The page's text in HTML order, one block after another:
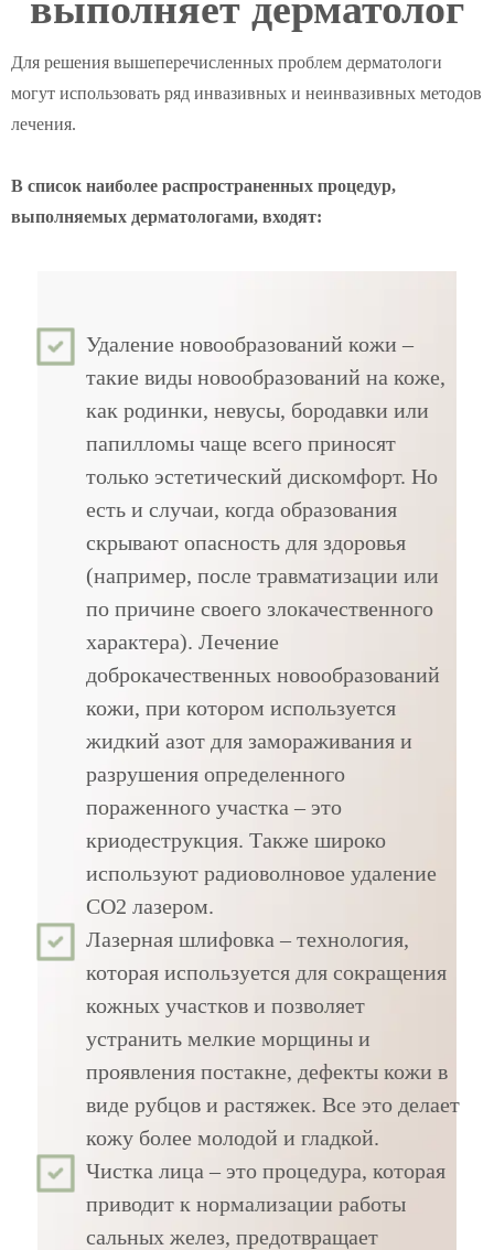
Для решения вышеперечисленных проблем дерматологи
могут использовать ряд инвазивных и неинвазивных методов
лечения.
В список наиболее распространенных процедур,
выполняемых дерматологами, входят:
Удаление новообразований кожи –
такие виды новообразований на коже,
как родинки, невусы, бородавки или
папилломы чаще всего приносят
только эстетический дискомфорт. Но
есть и случаи, когда образования
скрывают опасность для здоровья
(например, после травматизации или
по причине своего злокачественного
характера). Лечение
доброкачественных новообразований
кожи, при котором используется
жидкий азот для замораживания и
разрушения определенного
пораженного участка – это
криодеструкция. Также широко
используют радиоволновое удаление
СО2 лазером.
Лазерная шлифовка – технология,
которая используется для сокращения
кожных участков и позволяет
устранить мелкие морщины и
проявления постакне, дефекты кожи в
виде рубцов и растяжек. Все это делает
кожу более молодой и гладкой.
Чистка лица – это процедура, которая
приводит к нормализации работы
сальных желез, предотвращает